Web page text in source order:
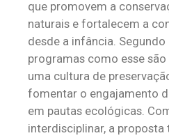
que promovem a
naturais e fortalecem a
desde a infância. Segundo
programas como esse
uma cultura de
fomentar o engajamento
em pautas ecológicas.
interdisciplinar, a